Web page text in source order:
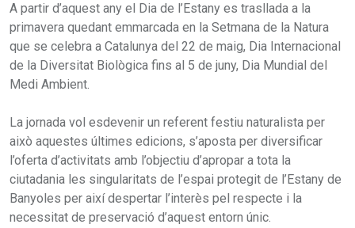
A partir d’aquest any el Dia de l’Estany es trasllada a la
primavera quedant emmarcada en la Setmana de la Natura
que se celebra a Catalunya del 22 de maig, Dia Internacional
de la Diversitat Biològica fins al 5 de juny, Dia Mundial del
Medi Ambient.
La jornada vol esdevenir un referent festiu naturalista per
això aquestes últimes edicions, s’aposta per diversificar
l’oferta d’activitats amb l’objectiu d’apropar a tota la
ciutadania les singularitats de l’espai protegit de l’Estany de
Banyoles per així despertar l’interès pel respecte i la
necessitat de preservació d’aquest entorn únic.